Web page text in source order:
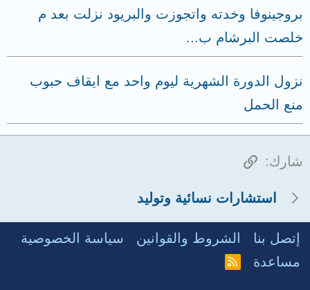
بروجينوفا وخدته واتجوزت والبريود نزلت بعد م
خلصت البرشام ب...
نزول الدورة الشهرية ليوم واحد مع ايقاف حبوب
منع الحمل
شارك: الرابط
استشارات نسائية وتوليد
إتصل بنا الشروط والقوانين
سياسة الخصوصية
مساعدة
R